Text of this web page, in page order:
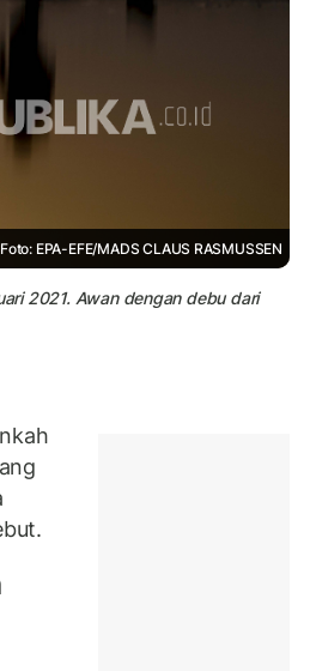
Foto: EPA-EFE/MADS CLAUS RASMUSSEN
2021. Awan dengan debu dari